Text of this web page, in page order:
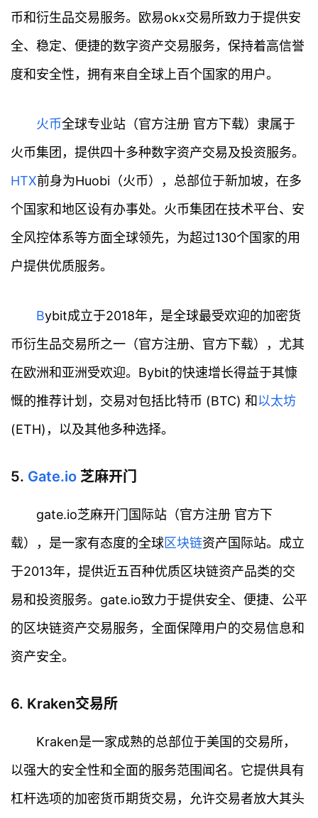
币和衍生品交易服务。欧易okx交易所致力于提供安
全、稳定、便捷的数字资产交易服务，保持着高信誉
度和安全性，拥有来自全球上百个国家的用户。
火币全球专业站（官方注册 官方下载）隶属于
火币集团，提供四十多种数字资产交易及投资服务。
HTX前身为Huobi（火币），总部位于新加坡，在多
个国家和地区设有办事处。火币集团在技术平台、安
全风控体系等方面全球领先，为超过130个国家的用
户提供优质服务。
Bybit成立于2018年，是全球最受欢迎的加密货
币衍生品交易所之一（官方注册、官方下载），尤其
在欧洲和亚洲受欢迎。Bybit的快速增长得益于其慷
慨的推荐计划，交易对包括比特币 (BTC) 和 以太坊
(ETH)，以及其他多种选择。
5. Gate.io 芝麻开门
gate.io芝麻开门国际站（官方注册 官方下
载），是一家有态度的全球区块链资产国际站。成立
于2013年，提供近五百种优质区块链资产品类的交
易和投资服务。gate.io致力于提供安全、便捷、公平
的区块链资产交易服务，全面保障用户的交易信息和
资产安全。
6. Kraken交易所
Kraken是一家成熟的总部位于美国的交易所，
以强大的安全性和全面的服务范围闻名。它提供具有
杠杆选项的加密货币期货交易，允许交易者放大其头